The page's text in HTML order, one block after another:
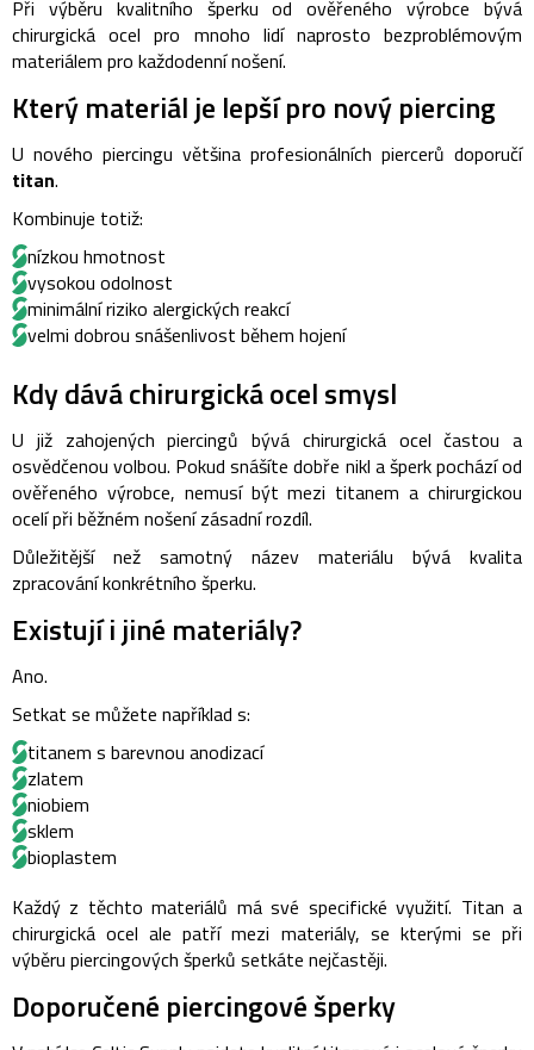
Při výběru kvalitního šperku od ověřeného výrobce bývá
chirurgická ocel pro mnoho lidí naprosto bezproblémovým
materiálem pro každodenní nošení.
Který materiál je lepší pro nový piercing
U nového piercingu většina profesionálních piercerů doporučí
titan.
Kombinuje totiž:
nízkou hmotnost
vysokou odolnost
minimální riziko alergických reakcí
velmi dobrou snášenlivost během hojení
Kdy dává chirurgická ocel smysl
U již zahojených piercingů bývá chirurgická ocel častou a
osvědčenou volbou. Pokud snášíte dobře nikl a šperk pochází od
ověřeného výrobce, nemusí být mezi titanem a chirurgickou
ocelí při běžném nošení zásadní rozdíl.
Důležitější než samotný název materiálu bývá kvalita
zpracování konkrétního šperku.
Existují i jiné materiály?
Ano.
Setkat se můžete například s:
titanem s barevnou anodizací
zlatem
niobiem
sklem
bioplastem
Každý z těchto materiálů má své specifické využití. Titan a
chirurgická ocel ale patří mezi materiály, se kterými se při
výběru piercingových šperků setkáte nejčastěji.
Doporučené piercingové šperky